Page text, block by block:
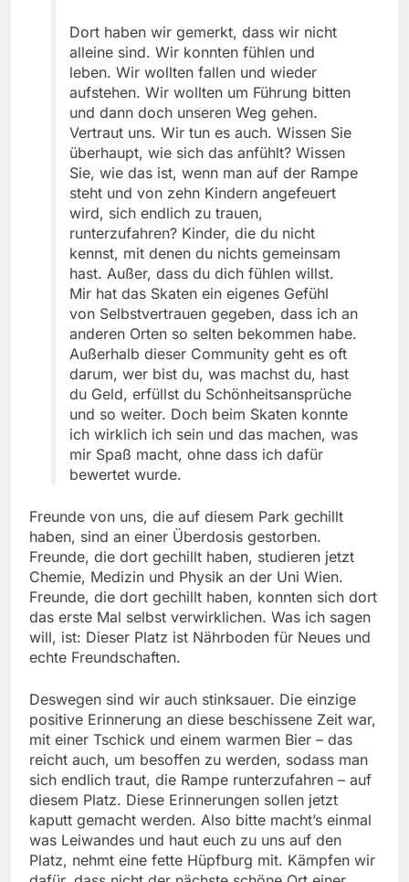
Dort haben wir gemerkt, dass wir nicht
alleine sind. Wir konnten fühlen und
leben. Wir wollten fallen und wieder
aufstehen. Wir wollten um Führung bitten
und dann doch unseren Weg gehen.
Vertraut uns. Wir tun es auch. Wissen Sie
überhaupt, wie sich das anfühlt? Wissen
Sie, wie das ist, wenn man auf der Rampe
steht und von zehn Kindern angefeuert
wird, sich endlich zu trauen,
runterzufahren? Kinder, die du nicht
kennst, mit denen du nichts gemeinsam
hast. Außer, dass du dich fühlen willst.
Mir hat das Skaten ein eigenes Gefühl
von Selbstvertrauen gegeben, dass ich an
anderen Orten so selten bekommen habe.
Außerhalb dieser Community geht es oft
darum, wer bist du, was machst du, hast
du Geld, erfüllst du Schönheitsansprüche
und so weiter. Doch beim Skaten konnte
ich wirklich ich sein und das machen, was
mir Spaß macht, ohne dass ich dafür
bewertet wurde.
Freunde von uns, die auf diesem Park gechillt
haben, sind an einer Überdosis gestorben.
Freunde, die dort gechillt haben, studieren jetzt
Chemie, Medizin und Physik an der Uni Wien.
Freunde, die dort gechillt haben, konnten sich dort
das erste Mal selbst verwirklichen. Was ich sagen
will, ist: Dieser Platz ist Nährboden für Neues und
echte Freundschaften.
Deswegen sind wir auch stinksauer. Die einzige
positive Erinnerung an diese beschissene Zeit war,
mit einer Tschick und einem warmen Bier – das
reicht auch, um besoffen zu werden, sodass man
sich endlich traut, die Rampe runterzufahren – auf
diesem Platz. Diese Erinnerungen sollen jetzt
kaputt gemacht werden. Also bitte macht’s einmal
was Leiwandes und haut euch zu uns auf den
Platz, nehmt eine fette Hüpfburg mit. Kämpfen wir